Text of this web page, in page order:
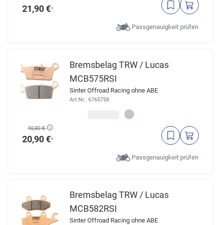
21,90 €¹
Passgenauigkeit prüfen
Bremsbelag TRW / Lucas
MCB575RSI
Sinter Offroad Racing ohne ABE
Art.Nr.: 6765758
40,90 €
20,90 €¹
Passgenauigkeit prüfen
Bremsbelag TRW / Lucas
MCB582RSI
Sinter Offroad Racing ohne ABE